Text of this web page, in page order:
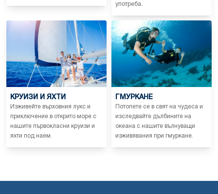
употреба.
КРУИЗИ И ЯХТИ
Изживейте върховния лукс и
приключение в открито море с
нашите първокласни круизи и
яхти под наем.
ГМУРКАНЕ
Потопете се в свят на чудеса и
изследвайте дълбините на
океана с нашите вълнуващи
изживявания при гмуркане.